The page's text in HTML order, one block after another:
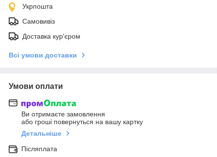
Укрпошта
Самовивіз
Доставка кур'єром
Всі умови доставки
Умови оплати
Ви отримаєте замовлення
або гроші повернуться на вашу картку
Детальніше
Післяплата